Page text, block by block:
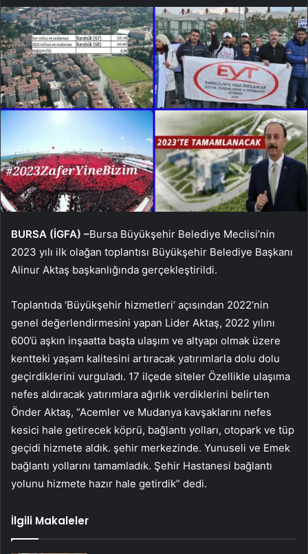
BURSA (İGFA) –Bursa Büyükşehir Belediye Meclisi’nin
2023 yılı ilk olağan toplantısı Büyükşehir Belediye Başkanı
Alinur Aktaş başkanlığında gerçekleştirildi.
Toplantıda ‘Büyükşehir hizmetleri’ açısından 2022’nin
genel değerlendirmesini yapan Lider Aktaş, 2022 yılını
600’ü aşkın inşaatta başta ulaşım ve altyapı olmak üzere
kentteki yaşam kalitesini artıracak yatırımlarla dolu dolu
geçirdiklerini vurguladı. 17 ilçede siteler Özellikle ulaşıma
nefes aldıracak yatırımlara ağırlık verdiklerini belirten
Önder Aktaş, “Acemler ve Mudanya kavşaklarını nefes
kesici hale getirecek köprü, bağlantı yolları, otopark ve tüp
geçidi hizmete aldık. şehir merkezinde. Yunuseli ve Emek
bağlantı yollarını tamamladık. Şehir Hastanesi bağlantı
yolunu hizmete hazır hale getirdik” dedi.
İlgili Makaleler